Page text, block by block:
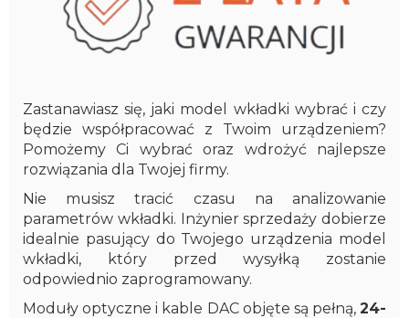
Zastanawiasz się, jaki model wkładki wybrać i czy
będzie współpracować z Twoim urządzeniem?
Pomożemy Ci wybrać oraz wdrożyć najlepsze
rozwiązania dla Twojej firmy.
Nie musisz tracić czasu na analizowanie
parametrów wkładki. Inżynier sprzedaży dobierze
idealnie pasujący do Twojego urządzenia model
wkładki, który przed wysyłką zostanie
odpowiednio zaprogramowany.
Moduły optyczne i kable DAC objęte są pełną, 24-